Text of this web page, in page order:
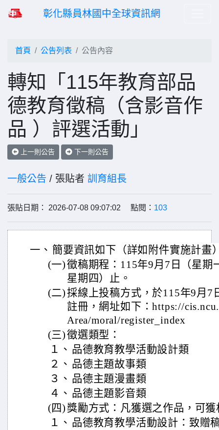
彰化縣員林國中全球資訊網
首頁 公告列表 公告內容
轉知「115年教育部品
德教育徵稿（含影音作
品 ）評選活動」
上一則公告 下一則公告
一般公告 / 張貼者 訓育組長
張貼日期： 2026-07-08 09:07:02 點閱： 103
一、 簡要資訊如下（詳如附件實施計畫
(一)徵稿期程：115年9月7日（星期
星期四）止。
(二)採線上投稿方式，於115年9月7
註冊，網址如下：https://
Area/moral/register_index
(三)徵選類型：
１、 品德教育教學活動設計類
２、 品德主題故事類
３、 品德主題漫畫類
４、 品德主題影音類
(四) 獎勵方式：凡獲選之作品，可
１、 品德教育教學活動設計：致贈